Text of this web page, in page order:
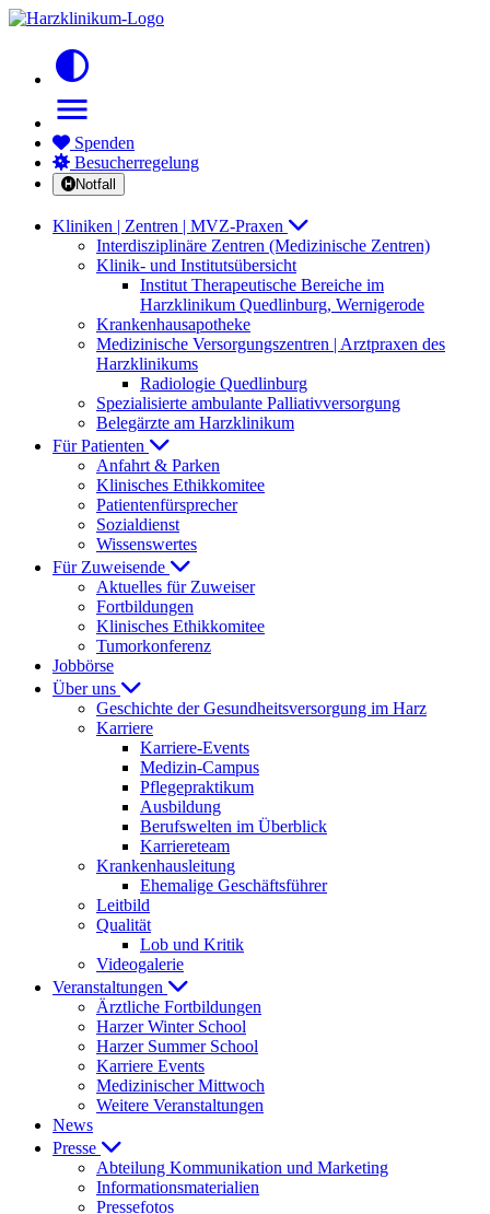
contrast
menu
Spenden
Besucherregelung
Notfall
Kliniken | Zentren | MVZ-Praxen
Interdisziplinäre Zentren (Medizinische Zentren)
Klinik- und Institutsübersicht
Institut Therapeutische Bereiche im
Harzklinikum Quedlinburg, Wernigerode
Krankenhausapotheke
Medizinische Versorgungszentren | Arztpraxen des
Harzklinikums
Radiologie Quedlinburg
Spezialisierte ambulante Palliativversorgung
Belegärzte am Harzklinikum
Für Patienten
Anfahrt & Parken
Klinisches Ethikkomitee
Patientenfürsprecher
Sozialdienst
Wissenswertes
Für Zuweisende
Aktuelles für Zuweiser
Fortbildungen
Klinisches Ethikkomitee
Tumorkonferenz
Jobbörse
Über uns
Geschichte der Gesundheitsversorgung im Harz
Karriere
Karriere-Events
Medizin-Campus
Pflegepraktikum
Ausbildung
Berufswelten im Überblick
Karriereteam
Krankenhausleitung
Ehemalige Geschäftsführer
Leitbild
Qualität
Lob und Kritik
Videogalerie
Veranstaltungen
Ärztliche Fortbildungen
Harzer Winter School
Harzer Summer School
Karriere Events
Medizinischer Mittwoch
Weitere Veranstaltungen
News
Presse
Abteilung Kommunikation und Marketing
Informationsmaterialien
Pressefotos